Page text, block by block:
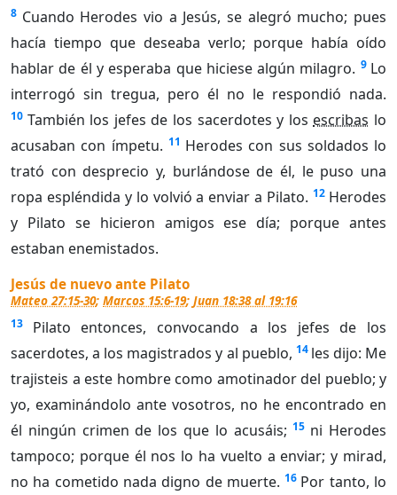
8 Cuando Herodes vio a Jesús, se alegró mucho; pues
hacía tiempo que deseaba verlo; porque había oído
hablar de él y esperaba que hiciese algún milagro. 9 Lo
interrogó sin tregua, pero él no le respondió nada.
10 También los jefes de los sacerdotes y los escribas lo
acusaban con ímpetu. 11 Herodes con sus soldados lo
trató con desprecio y, burlándose de él, le puso una
ropa espléndida y lo volvió a enviar a Pilato. 12 Herodes
y Pilato se hicieron amigos ese día; porque antes
estaban enemistados.
Jesús de nuevo ante Pilato
Mateo 27:15-30; Marcos 15:6-19; Juan 18:38 al 19:16
13
Pilato entonces, convocando a los jefes de los
sacerdotes, a los magistrados y al pueblo, 14 les dijo: Me
trajisteis a este hombre como amotinador del pueblo; y
yo, examinándolo ante vosotros, no he encontrado en
él ningún crimen de los que lo acusáis; 15 ni Herodes
tampoco; porque él nos lo ha vuelto a enviar; y mirad,
no ha cometido nada digno de muerte. 16 Por tanto, lo